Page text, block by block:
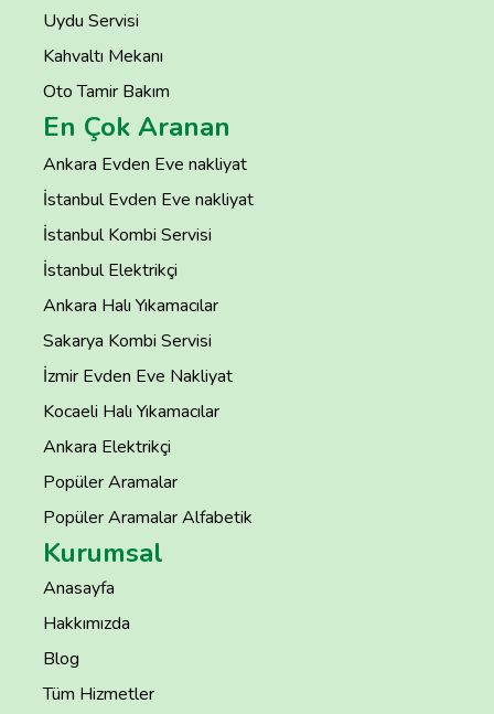
Uydu Servisi
Kahvaltı Mekanı
Oto Tamir Bakım
En Çok Aranan
Ankara Evden Eve nakliyat
İstanbul Evden Eve nakliyat
İstanbul Kombi Servisi
İstanbul Elektrikçi
Ankara Halı Yıkamacılar
Sakarya Kombi Servisi
İzmir Evden Eve Nakliyat
Kocaeli Halı Yıkamacılar
Ankara Elektrikçi
Popüler Aramalar
Popüler Aramalar Alfabetik
Kurumsal
Anasayfa
Hakkımızda
Blog
Tüm Hizmetler